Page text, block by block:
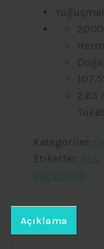
2.65
Kategoriler:
Etiketler: eca,
yogusmali
Açıklama